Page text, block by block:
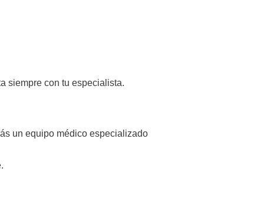
siempre con tu especialista.
un equipo médico especializado